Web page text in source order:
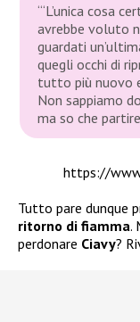
“‘L’unica cosa
avrebbe voluto
guardati
quegli occhi di
tutto più nuovo
Non sappiamo
ma so che
https://
Tutto pare dunque
ritorno di fiamma.
perdonare Ciavy?